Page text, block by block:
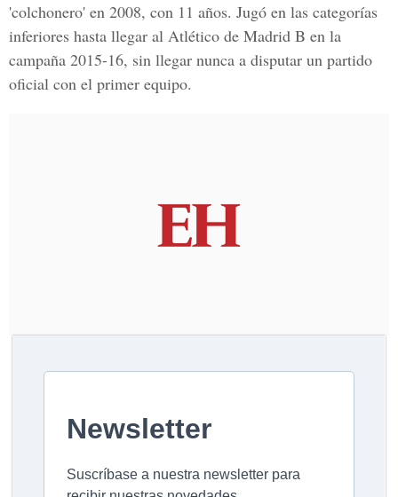
'colchonero' en 2008, con 11 años. Jugó en las categorías
inferiores hasta llegar al Atlético de Madrid B en la
campaña 2015-16, sin llegar nunca a disputar un partido
oficial con el primer equipo.